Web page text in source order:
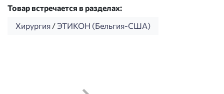
Товар встречается в разделах:
Хирургия / ЭТИКОН (Бельгия-США)